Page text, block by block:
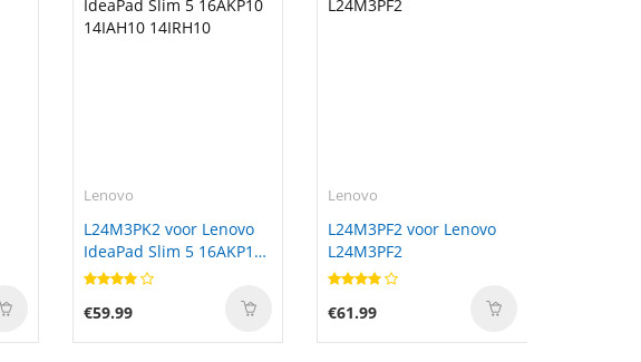
Lenovo
L24M3PK2 voor Lenovo
IdeaPad Slim 5 16AKP10
14IAH10 14IRH10
€59.99
Lenovo
L24M3PF2 voor Lenovo
L24M3PF2
€61.99